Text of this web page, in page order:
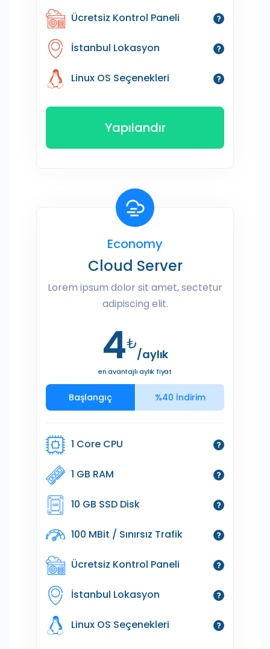
Ücretsiz Kontrol Paneli
İstanbul Lokasyon
Linux OS Seçenekleri
Yapılandır
Economy
Cloud Server
Lorem ipsum dolor sit amet, sectetur
adipiscing elit.
4₺
/aylık
en avantajlı aylık fiyat
Başlangıç %40 İndirim
1 Core CPU
1 GB RAM
10 GB SSD Disk
100 MBit / Sınırsız Trafik
Ücretsiz Kontrol Paneli
İstanbul Lokasyon
Linux OS Seçenekleri